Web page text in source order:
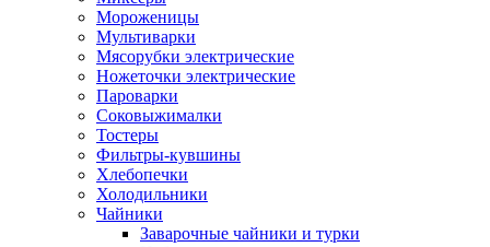
Мороженицы
Мультиварки
Мясорубки электрические
Ножеточки электрические
Пароварки
Соковыжималки
Тостеры
Фильтры-кувшины
Хлебопечки
Холодильники
Чайники
Заварочные чайники и турки